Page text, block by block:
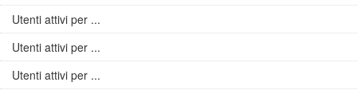
Utenti attivi per ...
Utenti attivi per ...
Utenti attivi per ...